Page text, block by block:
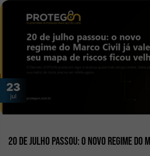
23
jul
20 de julho passou: o novo regime do